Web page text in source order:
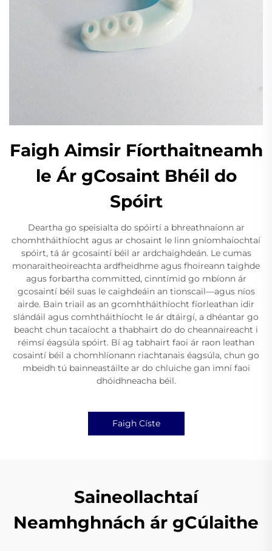
Faigh Aimsir Fíorthaitneamh
le Ár gCosaint Bhéil do
Spóirt
Deartha go speisialta do spóirtí a bhreathnaíonn ar
chomhtháithíocht agus ar chosaint le linn gníomhaíochtaí
spóirt, tá ár gcosaintí béil ar ardchaighdeán. Le cumas
monaraitheoireachta ardfheidhme agus fhoireann taighde
agus forbartha committed, cinntímid go mbíonn ár
gcosaintí béil suas le caighdeáin an tionscail—agus níos
airde. Bain triail as an gcomhtháithíocht fíorleathan idir
slándáil agus comhtháithíocht le ár dtáirgí, a dhéantar go
beacht chun tacaíocht a thabhairt do do cheannaireacht i
réimsí éagsúla spóirt. Bí ag tabhairt faoi ár raon leathan
cosaintí béil a chomhlíonann riachtanais éagsúla, chun go
mbeidh tú bainneastáilte ar do chluiche gan imní faoi
dhóidhneacha béil.
Faigh Císte
Saineollachtaí
Neamhghnách ár gCúlaithe